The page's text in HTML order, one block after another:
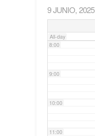
9 JUNIO, 2025
All-day
7:00
8:00
9:00
10:00
11:00